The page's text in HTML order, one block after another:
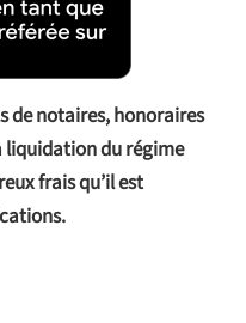
de notaires, honoraires
liquidation du régime
frais qu’il est